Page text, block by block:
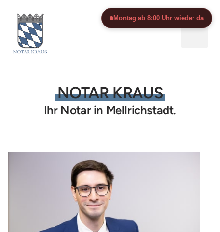
Montag ab 8:00 Uhr wieder da
NOTAR KRAUS
Ihr Notar in Mellrichstadt.